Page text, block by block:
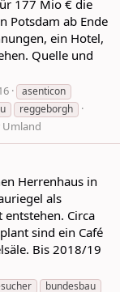
177 Mio € die
Potsdam ab Ende
ein Hotel,
Quelle und
asenticon
reggeborgh
Umland
Herrenhaus in
als
Circa
sind ein Café
Bis 2018/19
bundesbau